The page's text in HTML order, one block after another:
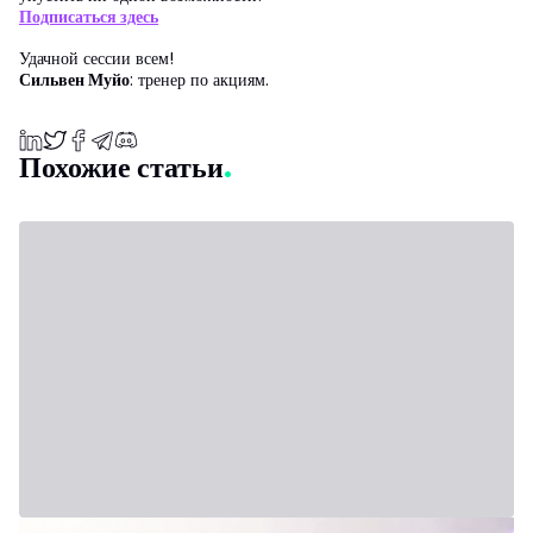
Подписаться здесь
Удачной сессии всем!
Сильвен Муйо: тренер по акциям.
Похожие статьи